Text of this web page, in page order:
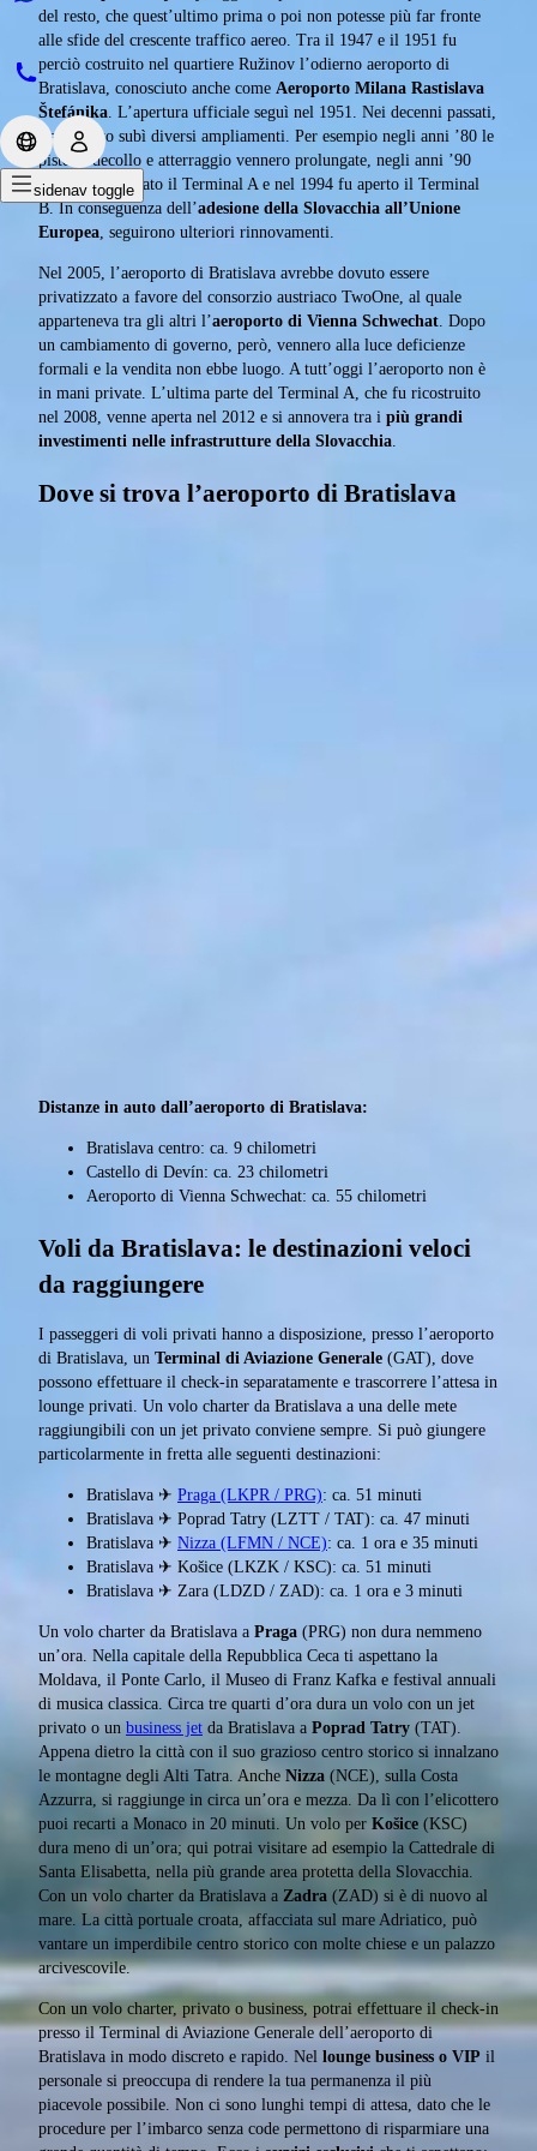
sidenav toggle
del resto, che quest’ultimo prima o poi non potesse più far fronte
alle sfide del crescente traffico aereo. Tra il 1947 e il 1951 fu
perciò costruito nel quartiere Ružinov l’odierno aeroporto di
Bratislava, conosciuto anche come Aeroporto Milana Rastislava
Štefánika. L’apertura ufficiale seguì nel 1951. Nei decenni passati,
l’aeroporto subì diversi ampliamenti. Per esempio negli anni ’80 le
piste di decollo e atterraggio vennero prolungate, negli anni ’90
venne ristrutturato il Terminal A e nel 1994 fu aperto il Terminal
B. In conseguenza dell’adesione della Slovacchia all’Unione
Europea, seguirono ulteriori rinnovamenti.
Nel 2005, l’aeroporto di Bratislava avrebbe dovuto essere
privatizzato a favore del consorzio austriaco TwoOne, al quale
apparteneva tra gli altri l’aeroporto di Vienna Schwechat. Dopo
un cambiamento di governo, però, vennero alla luce deficienze
formali e la vendita non ebbe luogo. A tutt’oggi l’aeroporto non è
in mani private. L’ultima parte del Terminal A, che fu ricostruito
nel 2008, venne aperta nel 2012 e si annovera tra i più grandi
investimenti nelle infrastrutture della Slovacchia.
Dove si trova l’aeroporto di Bratislava
Distanze in auto dall’aeroporto di Bratislava:
Bratislava centro: ca. 9 chilometri
Castello di Devín: ca. 23 chilometri
Aeroporto di Vienna Schwechat: ca. 55 chilometri
Voli da Bratislava: le destinazioni veloci
da raggiungere
I passeggeri di voli privati hanno a disposizione, presso l’aeroporto
di Bratislava, un Terminal di Aviazione Generale (GAT), dove
possono effettuare il check-in separatamente e trascorrere l’attesa in
lounge privati. Un volo charter da Bratislava a una delle mete
raggiungibili con un jet privato conviene sempre. Si può giungere
particolarmente in fretta alle seguenti destinazioni:
Bratislava ✈ Praga (LKPR / PRG): ca. 51 minuti
Bratislava ✈ Poprad Tatry (LZTT / TAT): ca. 47 minuti
Bratislava ✈ Nizza (LFMN / NCE): ca. 1 ora e 35 minuti
Bratislava ✈ Košice (LKZK / KSC): ca. 51 minuti
Bratislava ✈ Zara (LDZD / ZAD): ca. 1 ora e 3 minuti
Un volo charter da Bratislava a Praga (PRG) non dura nemmeno
un’ora. Nella capitale della Repubblica Ceca ti aspettano la
Moldava, il Ponte Carlo, il Museo di Franz Kafka e festival annuali
di musica classica. Circa tre quarti d’ora dura un volo con un jet
privato o un business jet da Bratislava a Poprad Tatry (TAT).
Appena dietro la città con il suo grazioso centro storico si innalzano
le montagne degli Alti Tatra. Anche Nizza (NCE), sulla Costa
Azzurra, si raggiunge in circa un’ora e mezza. Da lì con l’elicottero
puoi recarti a Monaco in 20 minuti. Un volo per Košice (KSC)
dura meno di un’ora; qui potrai visitare ad esempio la Cattedrale di
Santa Elisabetta, nella più grande area protetta della Slovacchia.
Con un volo charter da Bratislava a Zadra (ZAD) si è di nuovo al
mare. La città portuale croata, affacciata sul mare Adriatico, può
vantare un imperdibile centro storico con molte chiese e un palazzo
arcivescovile.
Con un volo charter, privato o business, potrai effettuare il check-in
presso il Terminal di Aviazione Generale dell’aeroporto di
Bratislava in modo discreto e rapido. Nel lounge business o VIP il
personale si preoccupa di rendere la tua permanenza il più
piacevole possibile. Non ci sono lunghi tempi di attesa, dato che le
procedure per l’imbarco senza code permettono di risparmiare una